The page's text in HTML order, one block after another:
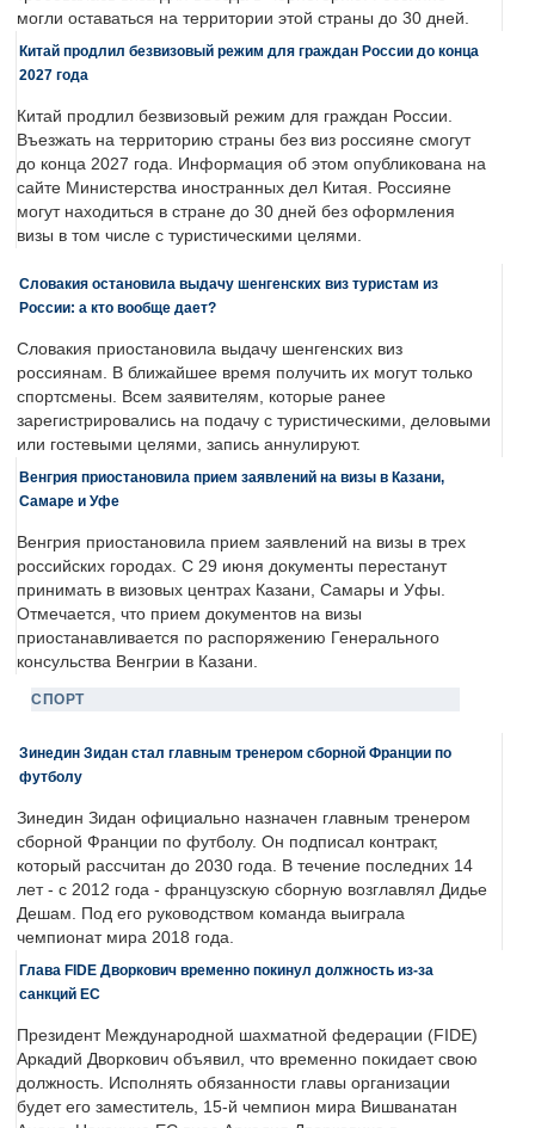
могли оставаться на территории этой страны до 30 дней.
Китай продлил безвизовый режим для граждан России до конца
2027 года
Китай продлил безвизовый режим для граждан России.
Въезжать на территорию страны без виз россияне смогут
до конца 2027 года. Информация об этом опубликована на
сайте Министерства иностранных дел Китая. Россияне
могут находиться в стране до 30 дней без оформления
визы в том числе с туристическими целями.
Словакия остановила выдачу шенгенских виз туристам из
России: а кто вообще дает?
Словакия приостановила выдачу шенгенских виз
россиянам. В ближайшее время получить их могут только
спортсмены. Всем заявителям, которые ранее
зарегистрировались на подачу с туристическими, деловыми
или гостевыми целями, запись аннулируют.
Венгрия приостановила прием заявлений на визы в Казани,
Самаре и Уфе
Венгрия приостановила прием заявлений на визы в трех
российских городах. С 29 июня документы перестанут
принимать в визовых центрах Казани, Самары и Уфы.
Отмечается, что прием документов на визы
приостанавливается по распоряжению Генерального
консульства Венгрии в Казани.
СПОРТ
Зинедин Зидан стал главным тренером сборной Франции по
футболу
Зинедин Зидан официально назначен главным тренером
сборной Франции по футболу. Он подписал контракт,
который рассчитан до 2030 года. В течение последних 14
лет - с 2012 года - французскую сборную возглавлял Дидье
Дешам. Под его руководством команда выиграла
чемпионат мира 2018 года.
Глава FIDE Дворкович временно покинул должность из-за
санкций ЕС
Президент Международной шахматной федерации (FIDE)
Аркадий Дворкович объявил, что временно покидает свою
должность. Исполнять обязанности главы организации
будет его заместитель, 15-й чемпион мира Вишванатан